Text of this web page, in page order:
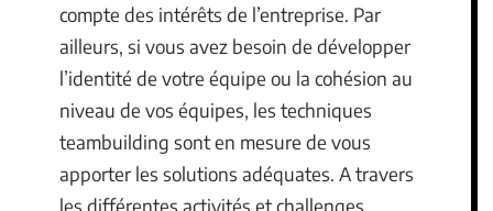
compte des intérêts de l’entreprise. Par
ailleurs, si vous avez besoin de développer
l’identité de votre équipe ou la cohésion au
niveau de vos équipes, les techniques
teambuilding sont en mesure de vous
apporter les solutions adéquates. A travers
les différentes activités et challenges